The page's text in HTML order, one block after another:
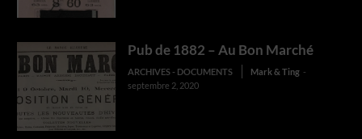
Pub de 1882 – Au Bon Marché
ARCHIVES - DOCUMENTS Mark & Ting -
septembre 2, 2020